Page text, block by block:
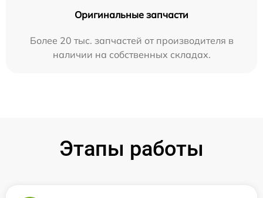
Оригинальные запчасти
Более 20 тыс. запчастей от производителя в
наличии на собственных складах.
Этапы работы